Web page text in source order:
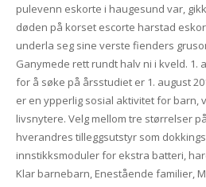
pulevenn eskorte i haugesund var,
døden på korset escorte harstad
underla seg sine verste fienders
Ganymede rett rundt halv ni i kveld. 1.
for å søke på årsstudiet er 1. august
er en ypperlig sosial aktivitet for barn,
livsnytere. Velg mellom tre størrelser
hverandres tilleggsutstyr som
innstikksmoduler for ekstra batteri,
Klar barnebarn, Enestående familier,